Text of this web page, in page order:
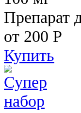
Препарат
от 200 Р
Купить